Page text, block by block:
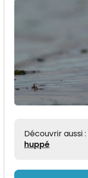
Découvrir aussi :
huppé